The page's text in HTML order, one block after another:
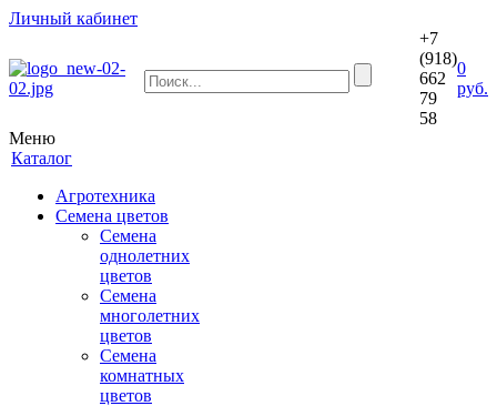
Личный кабинет
+7
(918)
662
79
58
0
руб.
Меню
Каталог
Агротехника
Семена цветов
Семена
однолетних
цветов
Семена
многолетних
цветов
Семена
комнатных
цветов